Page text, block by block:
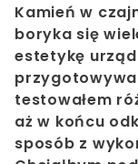
Kamień w
boryka się
estetykę
testowałem
aż w końcu
sposób z